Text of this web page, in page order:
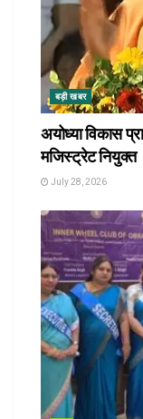
बड़ी खबर
अयोध्या विकास
मजिस्ट्रेट नियुक्त
July 28, 2026